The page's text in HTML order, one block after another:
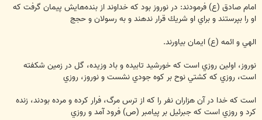
امام صادق (ع) فرمودند: در نوروز بود كه خداوند از بنده‌هايش پيمان گرفت كه
او را بپرستند و براي او شريك قرار ندهند و به رسولان و حجج
الهي و ائمه‌ (ع) ايمان بياورند.
نوروز، اولين روزي است كه خورشيد تابيده و باد وزيده، گل در زمين شكفته
است، روزي كه كشتي نوح بر كوه جودي نشست و نوروز، روزي
است كه خدا در آن هزاران نفر را كه از ترس مرگ، فرار كرده و مرده بودند، زنده
كرد و روزي است كه جبرئيل بر پيامبر (ص) فرود آمد و روزي